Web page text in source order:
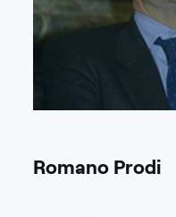
Romano Prodi